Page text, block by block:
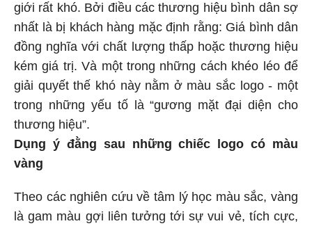
giới rất khó. Bởi điều các thương hiệu bình dân sợ
nhất là bị khách hàng mặc định rằng: Giá bình dân
đồng nghĩa với chất lượng thấp hoặc thương hiệu
kém giá trị. Và một trong những cách khéo léo để
giải quyết thế khó này nằm ở màu sắc logo - một
trong những yếu tố là “gương mặt đại diện cho
thương hiệu”.
Dụng ý đằng sau những chiếc logo có màu
vàng
Theo các nghiên cứu về tâm lý học màu sắc, vàng
là gam màu gợi liên tưởng tới sự vui vẻ, tích cực,